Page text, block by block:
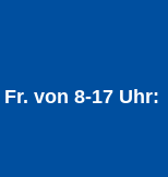
von 8-17 Uhr: